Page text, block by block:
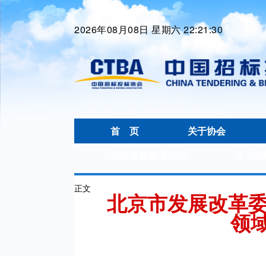
2026年08月08日 星期六 22:21:30
首 页
关于协会
正文
北京市发展改革
领